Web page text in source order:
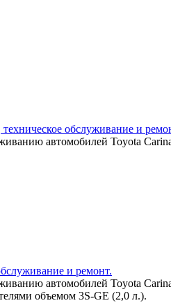
обслуживание и
автомобилей Toyota
и ремонт.
автомобилей Toyota
объемом 3S-GE (2,0 л.).